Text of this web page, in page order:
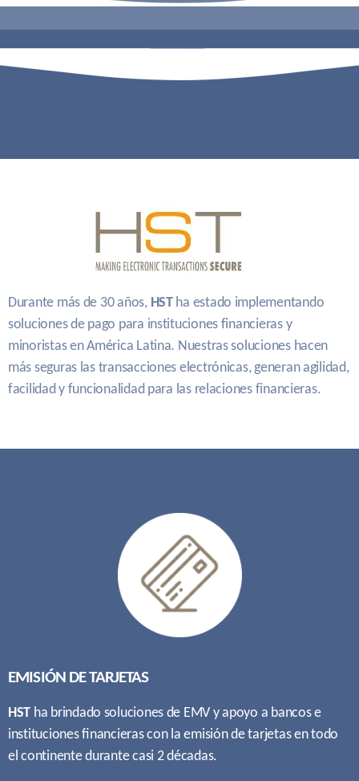
Durante más de 30 años, HSTha estado implementando
soluciones de pago para instituciones financieras y
minoristas en América Latina. Nuestras soluciones hacen
más seguras las transacciones electrónicas, generan agilidad,
facilidad y funcionalidad para las relaciones financieras.
EMISIÓN DE TARJETAS
HST ha brindado soluciones de EMV y apoyo a bancos e
instituciones ﬁnancieras con la emisión de tarjetas en todo
el continente durante casi 2 décadas.